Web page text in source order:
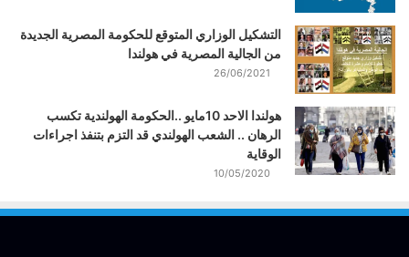
التشكيل الوزاري المتوقع للحكومة المصرية الجديدة
من الجالية المصرية في هولندا
26/06/2021
هولندا الاحد 10مايو ..الحكومة الهولندية تكسب
الرهان .. الشعب الهولندي قد التزم بتنفذ اجراءات
الوقاية
10/05/2020